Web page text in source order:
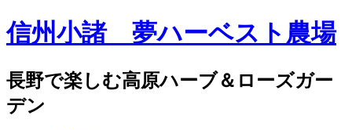
信州小諸 夢ハーベスト農場
長野で楽しむ高原ハーブ＆ローズガー
デン